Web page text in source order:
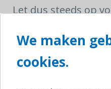
Let dus steeds op
Zorg er voor
je hem kan
trein opstapt.
Schakel je
We maken
cookies.